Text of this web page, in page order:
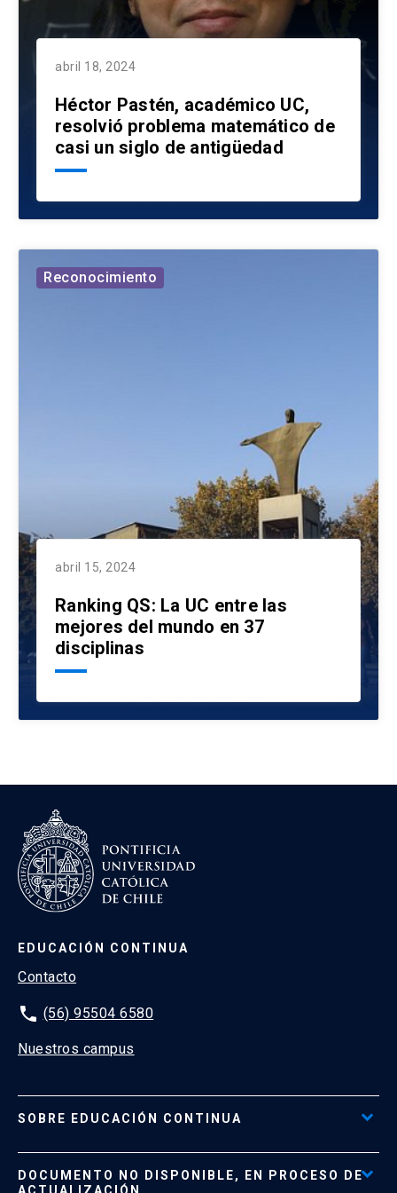
abril 18, 2024
Héctor Pastén, académico UC,
resolvió problema matemático de
casi un siglo de antigüedad
Reconocimiento
abril 15, 2024
Ranking QS: La UC entre las
mejores del mundo en 37
disciplinas
EDUCACIÓN CONTINUA
Contacto
phone (56) 95504 6580
Nuestros campus
SOBRE EDUCACIÓN CONTINUA
Formas de Pago
DOCUMENTO NO DISPONIBLE, EN PROCESO DE